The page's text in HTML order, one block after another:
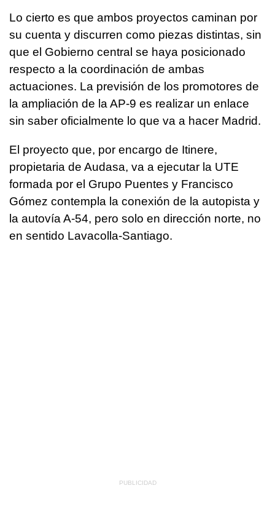
Lo cierto es que ambos proyectos caminan por
su cuenta y discurren como piezas distintas, sin
que el Gobierno central se haya posicionado
respecto a la coordinación de ambas
actuaciones. La previsión de los promotores de
la ampliación de la AP-9 es realizar un enlace
sin saber oficialmente lo que va a hacer Madrid.
El proyecto que, por encargo de Itinere,
propietaria de Audasa, va a ejecutar la UTE
formada por el Grupo Puentes y Francisco
Gómez contempla la conexión de la autopista y
la autovía A-54, pero solo en dirección norte, no
en sentido Lavacolla-Santiago.